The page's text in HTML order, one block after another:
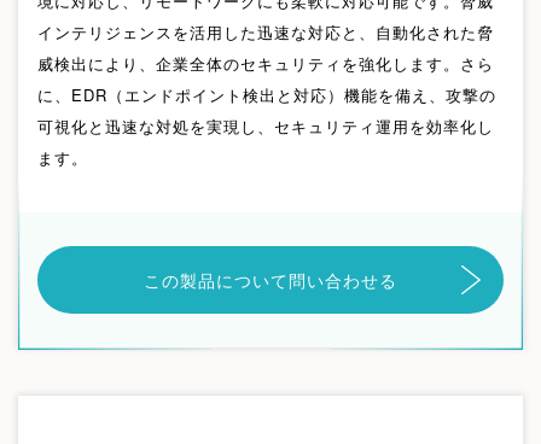
インテリジェンスを活用した迅速な対応と、自動化された脅
威検出により、企業全体のセキュリティを強化します。さら
に、EDR（エンドポイント検出と対応）機能を備え、攻撃の
可視化と迅速な対処を実現し、セキュリティ運用を効率化し
ます。
この製品について問い合わせる